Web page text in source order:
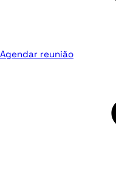
Agendar reunião